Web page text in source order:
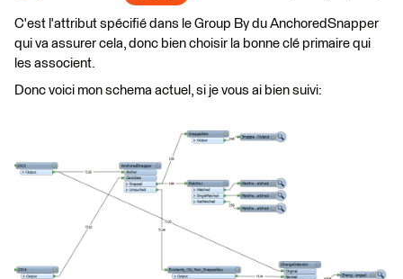
C'est l'attribut spécifié dans le Group By du AnchoredSnapper
qui va assurer cela, donc bien choisir la bonne clé primaire qui
les associent.
Donc voici mon schema actuel, si je vous ai bien suivi: